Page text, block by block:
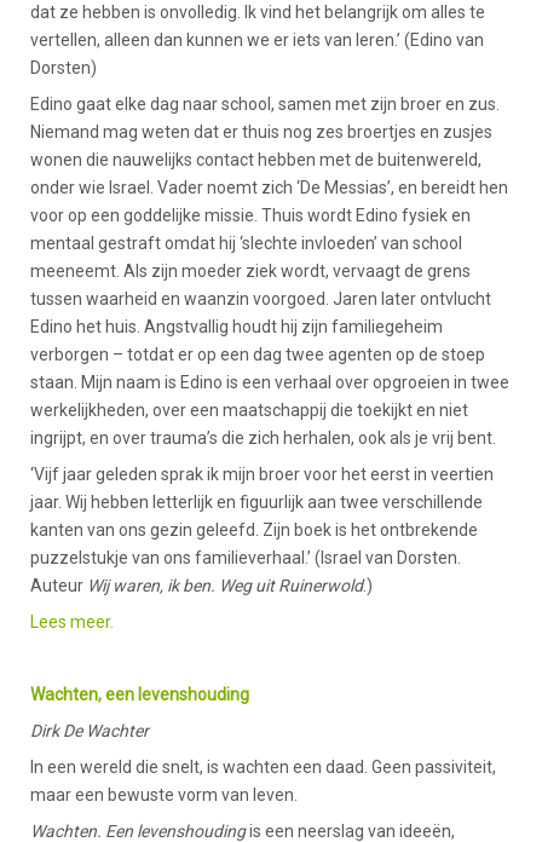
dat ze hebben is onvolledig. Ik vind het belangrijk om alles te
vertellen, alleen dan kunnen we er iets van leren.’ (Edino van
Dorsten)
Edino gaat elke dag naar school, samen met zijn broer en zus.
Niemand mag weten dat er thuis nog zes broertjes en zusjes
wonen die nauwelijks contact hebben met de buitenwereld,
onder wie Israel. Vader noemt zich ‘De Messias’, en bereidt hen
voor op een goddelijke missie. Thuis wordt Edino fysiek en
mentaal gestraft omdat hij ‘slechte invloeden’ van school
meeneemt. Als zijn moeder ziek wordt, vervaagt de grens
tussen waarheid en waanzin voorgoed. Jaren later ontvlucht
Edino het huis. Angstvallig houdt hij zijn familiegeheim
verborgen – totdat er op een dag twee agenten op de stoep
staan. Mijn naam is Edino is een verhaal over opgroeien in twee
werkelijkheden, over een maatschappij die toekijkt en niet
ingrijpt, en over trauma’s die zich herhalen, ook als je vrij bent.
‘Vijf jaar geleden sprak ik mijn broer voor het eerst in veertien
jaar. Wij hebben letterlijk en figuurlijk aan twee verschillende
kanten van ons gezin geleefd. Zijn boek is het ontbrekende
puzzelstukje van ons familieverhaal.’ (Israel van Dorsten.
Auteur Wij waren, ik ben. Weg uit Ruinerwold.)
Lees meer.
Wachten, een levenshouding
Dirk De Wachter
In een wereld die snelt, is wachten een daad. Geen passiviteit,
maar een bewuste vorm van leven.
Wachten. Een levenshoudingis een neerslag van ideeën,